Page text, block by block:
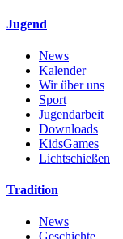
Jugend
News
Kalender
Wir über uns
Sport
Jugendarbeit
Downloads
KidsGames
Lichtschießen
Tradition
News